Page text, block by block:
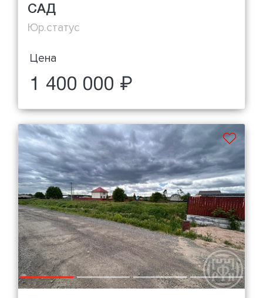
САД
Юр.статус
Цена
1 400 000 ₽